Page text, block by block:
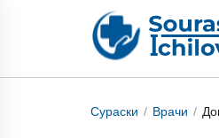
Сураски Врачи